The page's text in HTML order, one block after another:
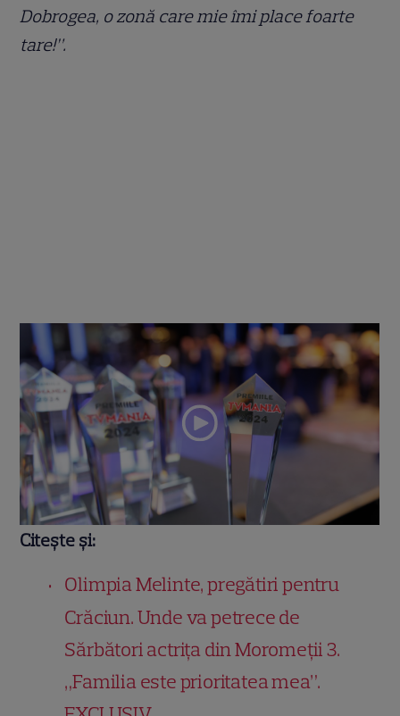
Dobrogea, o zonă care mie îmi place foarte
tare!”.
Citește și:
Olimpia Melinte, pregătiri pentru
Crăciun. Unde va petrece de
Sărbători actrița din Moromeții 3.
„Familia este prioritatea mea”.